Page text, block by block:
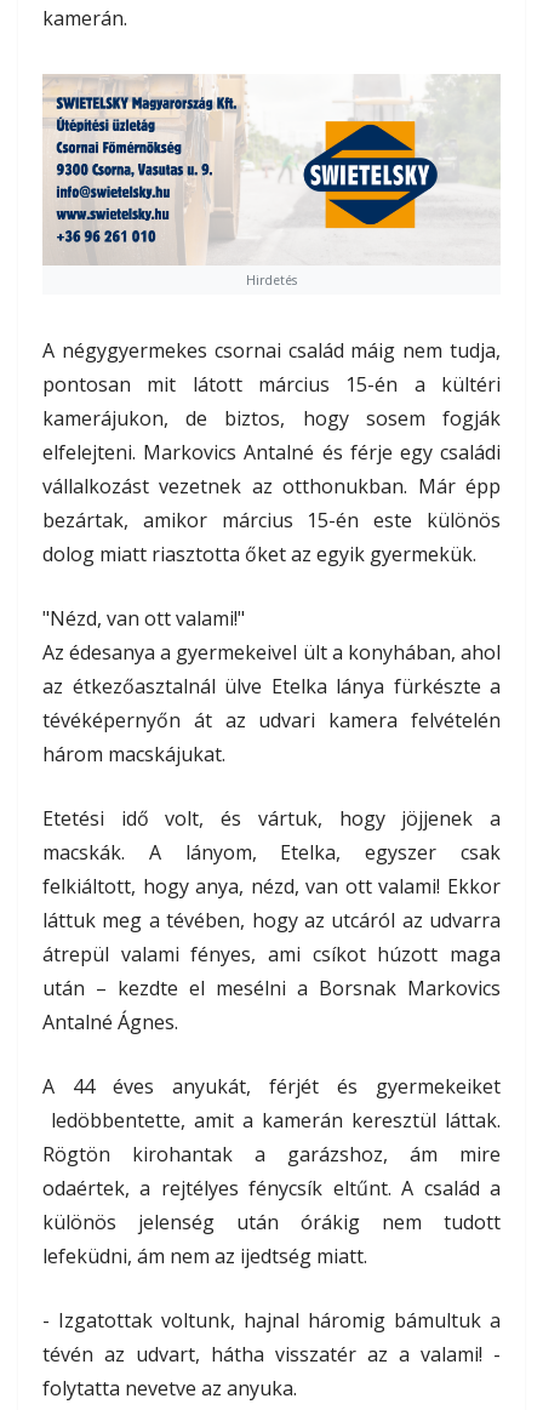
kamerán.
Hirdetés
A négygyermekes csornai család máig nem tudja,
pontosan mit látott március 15-én a kültéri
kamerájukon, de biztos, hogy sosem fogják
elfelejteni. Markovics Antalné és férje egy családi
vállalkozást vezetnek az otthonukban. Már épp
bezártak, amikor március 15-én este különös
dolog miatt riasztotta őket az egyik gyermekük.
"Nézd, van ott valami!"
Az édesanya a gyermekeivel ült a konyhában, ahol
az étkezőasztalnál ülve Etelka lánya fürkészte a
tévéképernyőn át az udvari kamera felvételén
három macskájukat.
Etetési idő volt, és vártuk, hogy jöjjenek a
macskák. A lányom, Etelka, egyszer csak
felkiáltott, hogy anya, nézd, van ott valami! Ekkor
láttuk meg a tévében, hogy az utcáról az udvarra
átrepül valami fényes, ami csíkot húzott maga
után – kezdte el mesélni a Borsnak Markovics
Antalné Ágnes.
A 44 éves anyukát, férjét és gyermekeiket
ledöbbentette, amit a kamerán keresztül láttak.
Rögtön kirohantak a garázshoz, ám mire
odaértek, a rejtélyes fénycsík eltűnt. A család a
különös jelenség után órákig nem tudott
lefeküdni, ám nem az ijedtség miatt.
- Izgatottak voltunk, hajnal háromig bámultuk a
tévén az udvart, hátha visszatér az a valami! -
folytatta nevetve az anyuka.